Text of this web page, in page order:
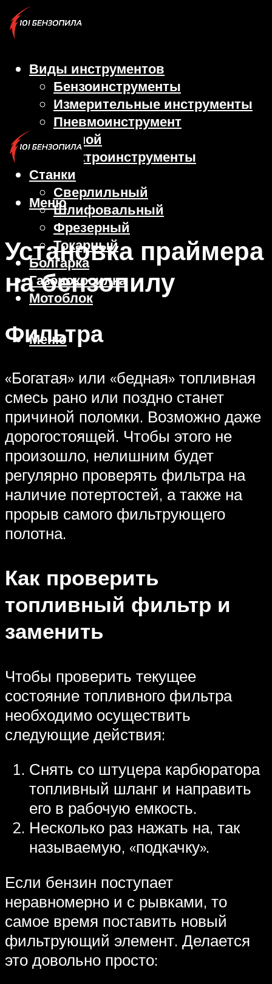
Виды инструментов
Бензоинструменты
Измерительные инструменты
Пневмоинструмент
Ручной
Электроинструменты
Станки
Сверлильный
Шлифовальный
Фрезерный
Токарный
Болгарка
Газонокосилка
Мотоблок
Меню
Меню
Установка праймера
на бензопилу
Фильтра
«Богатая» или «бедная» топливная
смесь рано или поздно станет
причиной поломки. Возможно даже
дорогостоящей. Чтобы этого не
произошло, нелишним будет
регулярно проверять фильтра на
наличие потертостей, а также на
прорыв самого фильтрующего
полотна.
Как проверить
топливный фильтр и
заменить
Чтобы проверить текущее
состояние топливного фильтра
необходимо осуществить
следующие действия:
Снять со штуцера карбюратора
топливный шланг и направить
его в рабочую емкость.
Несколько раз нажать на, так
называемую, «подкачку».
Если бензин поступает
неравномерно и с рывками, то
самое время поставить новый
фильтрующий элемент. Делается
это довольно просто: